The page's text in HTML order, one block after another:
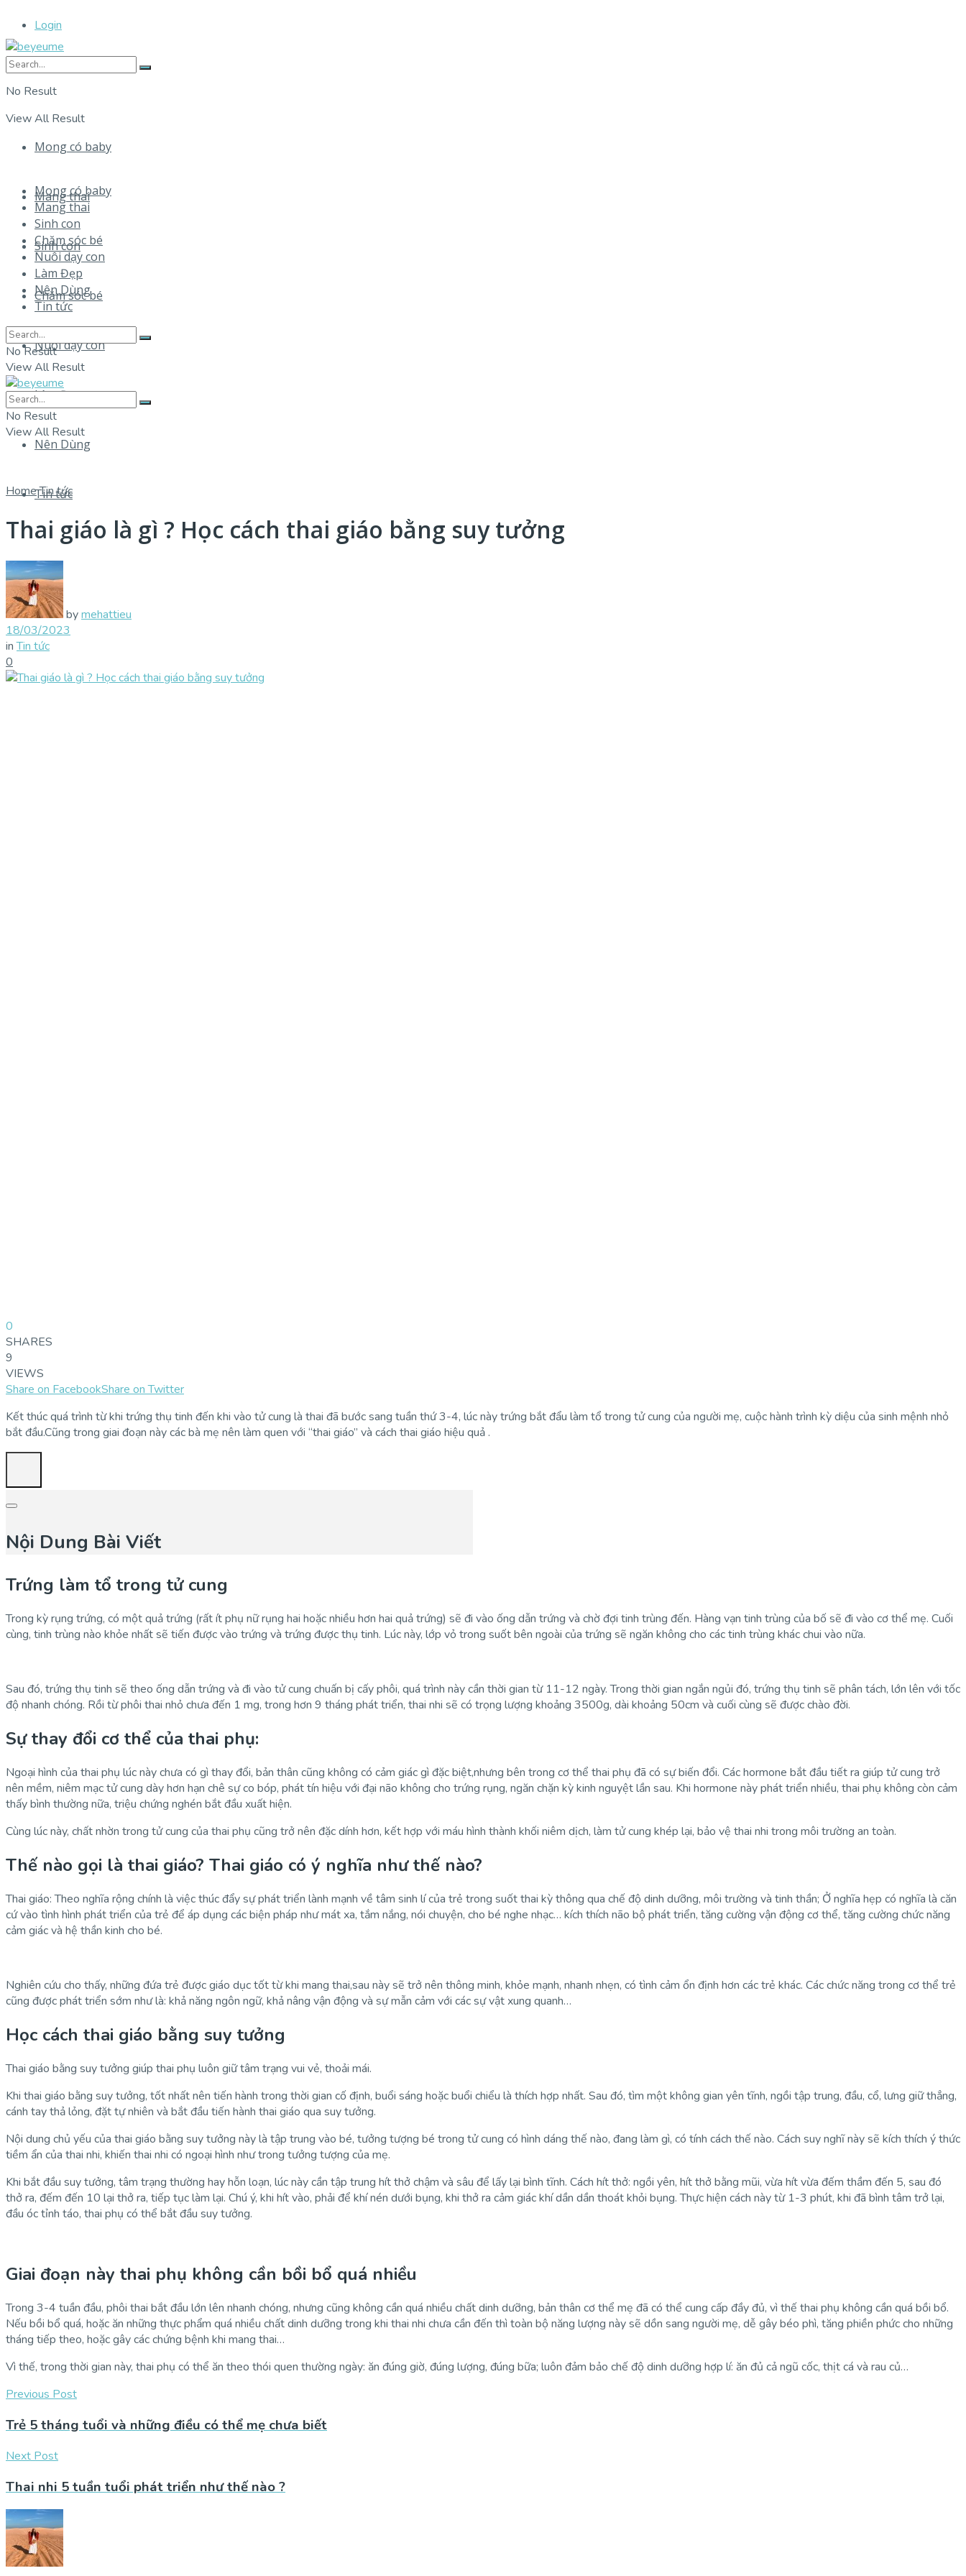
Login
No Result
View All Result
Mong có baby
Mang thai
Sinh con
Chăm sóc bé
Nuôi dạy con
Làm Đẹp
Nên Dùng
Tin tức
Mong có baby
Mang thai
Sinh con
Chăm sóc bé
Nuôi dạy con
Làm Đẹp
Nên Dùng
Tin tức
No Result
View All Result
No Result
View All Result
HomeTin tức
Thai giáo là gì ? Học cách thai giáo bằng suy tưởng
bymehattieu
18/03/2023
in Tin tức
0
0
SHARES
9
VIEWS
Share on FacebookShare on Twitter
Kết thúc quá trình từ khi trứng thụ tinh đến khi vào tử cung là thai đã bước sang tuần thứ 3-4, lúc này trứng bắt đẩu làm tổ trong tử cung của người mẹ, cuộc hành trình kỳ diệu của sinh mệnh nhỏ
bắt đầu.Cũng trong giai đoạn này các bà mẹ nên làm quen với “thai giáo” và cách thai giáo hiệu quả .
Nội Dung Bài Viết
Trứng làm tổ trong tử cung
Trong kỳ rụng trứng, có một quả trứng (rất ít phụ nữ rụng hai hoặc nhiều hơn hai quả trứng) sẽ đi vào ống dẫn trứng và chờ đợi tinh trùng đến. Hàng vạn tinh trùng của bố sẽ đi vào cơ thể mẹ. Cuối
cùng, tinh trùng nào khỏe nhất sẽ tiến được vào trứng và trứng được thụ tinh. Lúc này, lớp vỏ trong suốt bên ngoài của trứng sẽ ngăn không cho các tinh trùng khác chui vào nữa.
Sau đó, trứng thụ tinh sẽ theo ống dẫn trứng và đi vào tử cung chuấn bị cấy phôi, quá trình này cần thời gian từ 11-12 ngày. Trong thời gian ngắn ngủi đó, trứng thụ tinh sẽ phân tách, lớn lên với tốc
độ nhanh chóng. Rồi từ phôi thai nhỏ chưa đến 1 mg, trong hơn 9 tháng phát triển, thai nhi sẽ có trọng lượng khoảng 3500g, dài khoảng 50cm và cuối cùng sẽ được chào đời.
Sự thay đổi cơ thể của thai phụ:
Ngoại hình của thai phụ lúc này chưa có gì thay đổi, bản thân cũng không có cảm giác gì đặc biệt,nhưng bên trong cơ thể thai phụ đã có sự biến đổi. Các hormone bắt đầu tiết ra giúp tử cung trở
nên mềm, niêm mạc tử cung dày hơn hạn chê sự co bóp, phát tín hiệu với đại não không cho trứng rụng, ngăn chặn kỳ kinh nguyệt lần sau. Khi hormone này phát triển nhiều, thai phụ không còn cảm
thấy bình thường nữa, triệu chứng nghén bắt đầu xuất hiện.
Cùng lúc này, chất nhờn trong tử cung của thai phụ cũng trở nên đặc dính hơn, kết hợp với máu hình thành khối niêm dịch, làm tử cung khép lại, bảo vệ thai nhi trong môi trường an toàn.
Thế nào gọi là thai giáo? Thai giáo có ý nghĩa như thế nào?
Thai giáo: Theo nghĩa rộng chính là việc thúc đẩy sự phát triển lành mạnh về tâm sinh lí của trẻ trong suốt thai kỳ thông qua chế độ dinh dưỡng, môi trường và tinh thần; Ở nghĩa hẹp có nghĩa là căn
cứ vào tình hình phát triển của trẻ để áp dụng các biện pháp như mát xa, tắm nắng, nói chuyện, cho bé nghe nhạc… kích thích não bộ phát triển, tăng cường vận động cơ thể, tăng cường chức năng
cảm giác và hệ thần kinh cho bé.
Nghiên cứu cho thấy, những đứa trẻ được giáo dục tốt từ khi mang thai,sau này sẽ trở nên thông minh, khỏe mạnh, nhanh nhẹn, có tình cảm ổn định hơn các trẻ khác. Các chức năng trong cơ thể trẻ
cũng được phát triển sớm như là: khả năng ngôn ngữ, khả nâng vận động và sự mẫn cảm với các sự vật xung quanh…
Học cách thai giáo bằng suy tưởng
Thai giáo bằng suy tưởng giúp thai phụ luôn giữ tâm trạng vui vẻ, thoải mái.
Khi thai giáo bằng suy tưởng, tốt nhất nên tiến hành trong thời gian cố định, buổi sáng hoặc buổi chiểu là thích hợp nhất. Sau đó, tìm một không gian yên tĩnh, ngồi tập trung, đầu, cổ, lưng giữ thẳng,
cánh tay thả lỏng, đặt tự nhiên và bắt đầu tiến hành thai giáo qua suy tưởng.
Nội dung chủ yếu của thai giáo bằng suy tưởng này là tập trung vào bé, tưởng tượng bé trong tử cung có hình dáng thế nào, đang làm gì, có tính cách thế nào. Cách suy nghĩ này sẽ kích thích ý thức
tiềm ẩn của thai nhi, khiến thai nhi có ngoại hình như trong tưởng tượng của mẹ.
Khi bắt đầu suy tưởng, tâm trạng thường hay hỗn loạn, lúc này cần tập trung hít thở chậm và sâu để lấy lại bình tĩnh. Cách hít thở: ngồi yên, hít thở bằng mũi, vừa hít vừa đếm thầm đến 5, sau đó
thở ra, đếm đến 10 lại thở ra, tiếp tục làm lại. Chú ý, khi hít vào, phải để khí nén dưới bụng, khi thở ra cảm giác khí dần dần thoát khỏi bụng. Thực hiện cách này từ 1-3 phút, khi đã bình tâm trở lại,
đầu óc tỉnh táo, thai phụ có thể bắt đầu suy tưởng.
Giai đoạn này thai phụ không cần bồi bổ quá nhiều
Trong 3-4 tuần đầu, phôi thai bắt đầu lớn lên nhanh chóng, nhưng cũng không cần quá nhiều chất dinh dưỡng, bản thân cơ thể mẹ đã có thể cung cấp đầy đủ, vì thế thai phụ không cần quá bồi bổ.
Nếu bồi bổ quá, hoặc ăn những thực phẩm quá nhiều chất dinh dưỡng trong khi thai nhi chưa cần đến thì toàn bộ năng lượng này sẽ dồn sang người mẹ, dễ gây béo phì, tăng phiền phức cho những
tháng tiếp theo, hoặc gây các chứng bệnh khi mang thai…
Vì thế, trong thời gian này, thai phụ có thể ăn theo thói quen thường ngày: ăn đúng giờ, đúng lượng, đúng bữa; luôn đảm bảo chế độ dinh dưỡng hợp lí: ăn đủ cả ngũ cốc, thịt cá và rau củ…
Previous Post
Trẻ 5 tháng tuổi và những điều có thể mẹ chưa biết
Next Post
Thai nhi 5 tuần tuổi phát triển như thế nào ?